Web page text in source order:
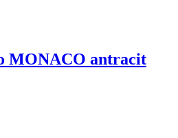
MONACO antracit